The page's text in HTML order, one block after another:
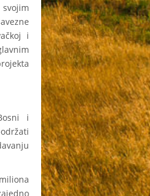
i
i